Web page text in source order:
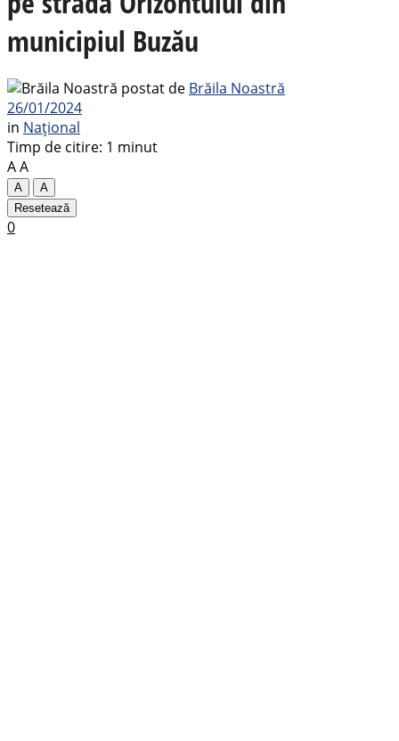
municipiul Buzău
postat de Brăila Noastră
26/01/2024
in Național
Timp de citire: 1 minut
AA
A
A
Resetează
0